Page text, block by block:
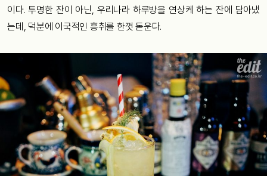
이다. 투명한 잔이 아닌, 우리나라 하루방을 연상케 하는 잔에 담아냈
는데, 덕분에 이국적인 흥취를 한껏 돋운다.